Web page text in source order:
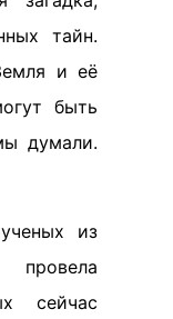
тайн.
и её
быть
думали.
из
провела
сейчас